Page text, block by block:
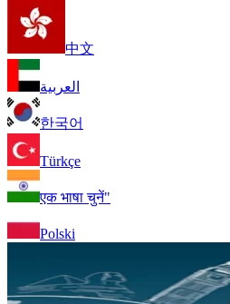
中文
العربية
한국어
Türkçe
एक भाषा चुनें"
Polski